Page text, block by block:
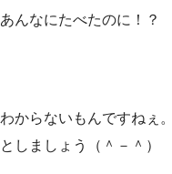
あんなにたべたのに！？
わからないもんですねぇ
としましょう（＾－＾）